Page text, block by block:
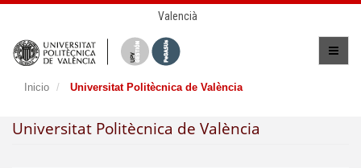
Valencià
Inicio Universitat Politècnica de València
Universitat Politècnica de València